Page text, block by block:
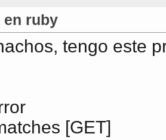
en ruby
tengo este
[GET]